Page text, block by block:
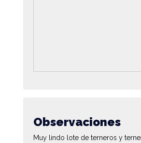
Observaciones
Muy lindo lote de terneros y